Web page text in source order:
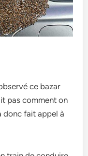
ce bazar
pas comment on
donc fait appel à